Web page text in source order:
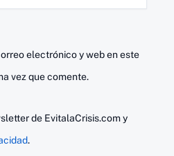
electrónico y web en este
vez que comente.
de EvitalaCrisis.com y
.